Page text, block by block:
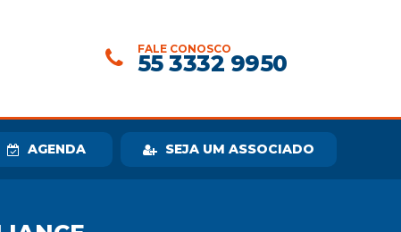
FALE CONOSCO
55 3332 9950
AGENDA SEJA UM ASSOCIADO